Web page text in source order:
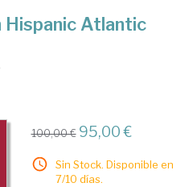
Hispanic Atlantic
100,00 € 95,00 €
Sin Stock. Disponible en
7/10 días.